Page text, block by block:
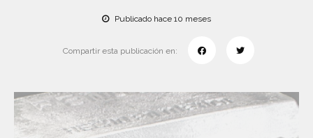
Publicado hace 10 meses
Compartir esta publicación en: